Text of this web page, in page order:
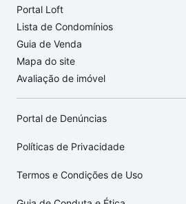
Portal Loft
Lista de Condomínios
Guia de Venda
Mapa do site
Avaliação de imóvel
Portal de Denúncias
Políticas de Privacidade
Termos e Condições de Uso